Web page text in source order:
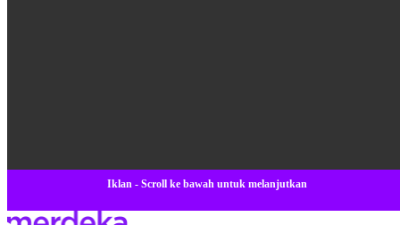
Iklan - Scroll ke bawah untuk melanjutkan